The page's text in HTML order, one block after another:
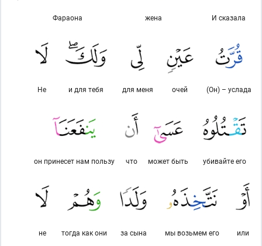
И сказала
жена
Фараона
(Он) – услада
очей
для меня
и для тебя
Не
убивайте его
может быть
что
он принесет нам пользу
или
мы возьмем его
за сына
тогда как они
не